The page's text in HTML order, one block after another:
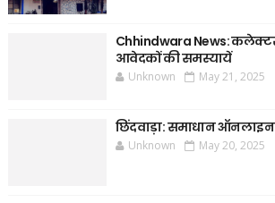
Chhindwara News:
आवेदकों की समस्यायें
Unknown May 21, 2025
छिंदवाड़ा: समाधान
Unknown May 20, 2025